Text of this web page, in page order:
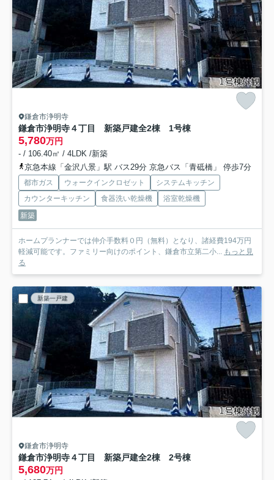
鎌倉市浄明寺
鎌倉市浄明寺４丁目 新築戸建全2棟 1号棟
5,780万円
- / 106.40㎡ / 4LDK /新築
京急本線「金沢八景」駅 バス29分 京急バス「青砥橋」 停歩7分
都市ガス ウォークインクロゼット
システムキッチン
カウンターキッチン
食器洗い乾燥機
浴室乾燥機
新築
ホームプランナーでは仲介手数料０円（無料）となり、諸経費194万円
軽減可能です。ファミリー向けのポイント、鎌倉市立第二小... もっと見
る
新築一戸建
鎌倉市浄明寺
鎌倉市浄明寺４丁目 新築戸建全2棟 2号棟
5,680万円